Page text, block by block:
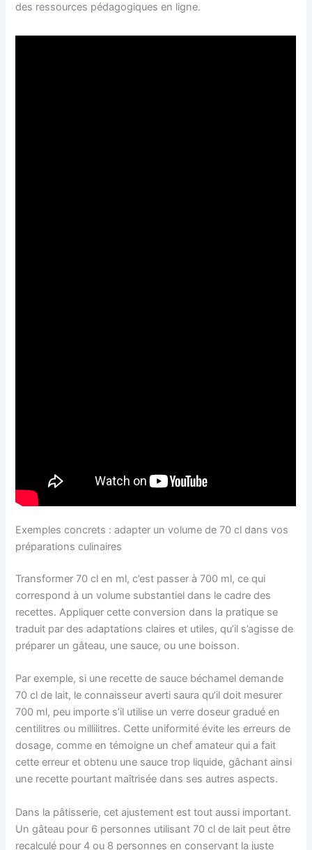
des ressources pédagogiques en ligne.
Exemples concrets : adapter un volume de 70 cl dans vos
préparations culinaires
Transformer 70 cl en ml, c’est passer à 700 ml, ce qui
correspond à un volume substantiel dans le cadre des
recettes. Appliquer cette conversion dans la pratique se
traduit par des adaptations claires et utiles, qu’il s’agisse de
préparer un gâteau, une sauce, ou une boisson.
Par exemple, si une recette de sauce béchamel demande
70 cl de lait, le connaisseur averti saura qu’il doit mesurer
700 ml, peu importe s’il utilise un verre doseur gradué en
centilitres ou millilitres. Cette uniformité évite les erreurs de
dosage, comme en témoigne un chef amateur qui a fait
cette erreur et obtenu une sauce trop liquide, gâchant ainsi
une recette pourtant maîtrisée dans ses autres aspects.
Dans la pâtisserie, cet ajustement est tout aussi important.
Un gâteau pour 6 personnes utilisant 70 cl de lait peut être
recalculé pour 4 ou 8 personnes en conservant la juste